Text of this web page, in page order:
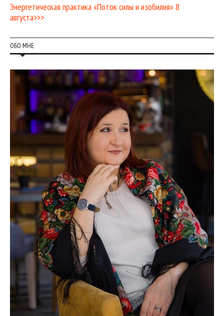
Энергетическая практика «Поток силы и изобилия» 8
августа>>>
ОБО МНЕ